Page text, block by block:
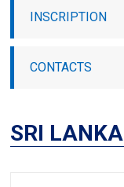
INSCRIPTION
CONTACTS
SRI LANKA